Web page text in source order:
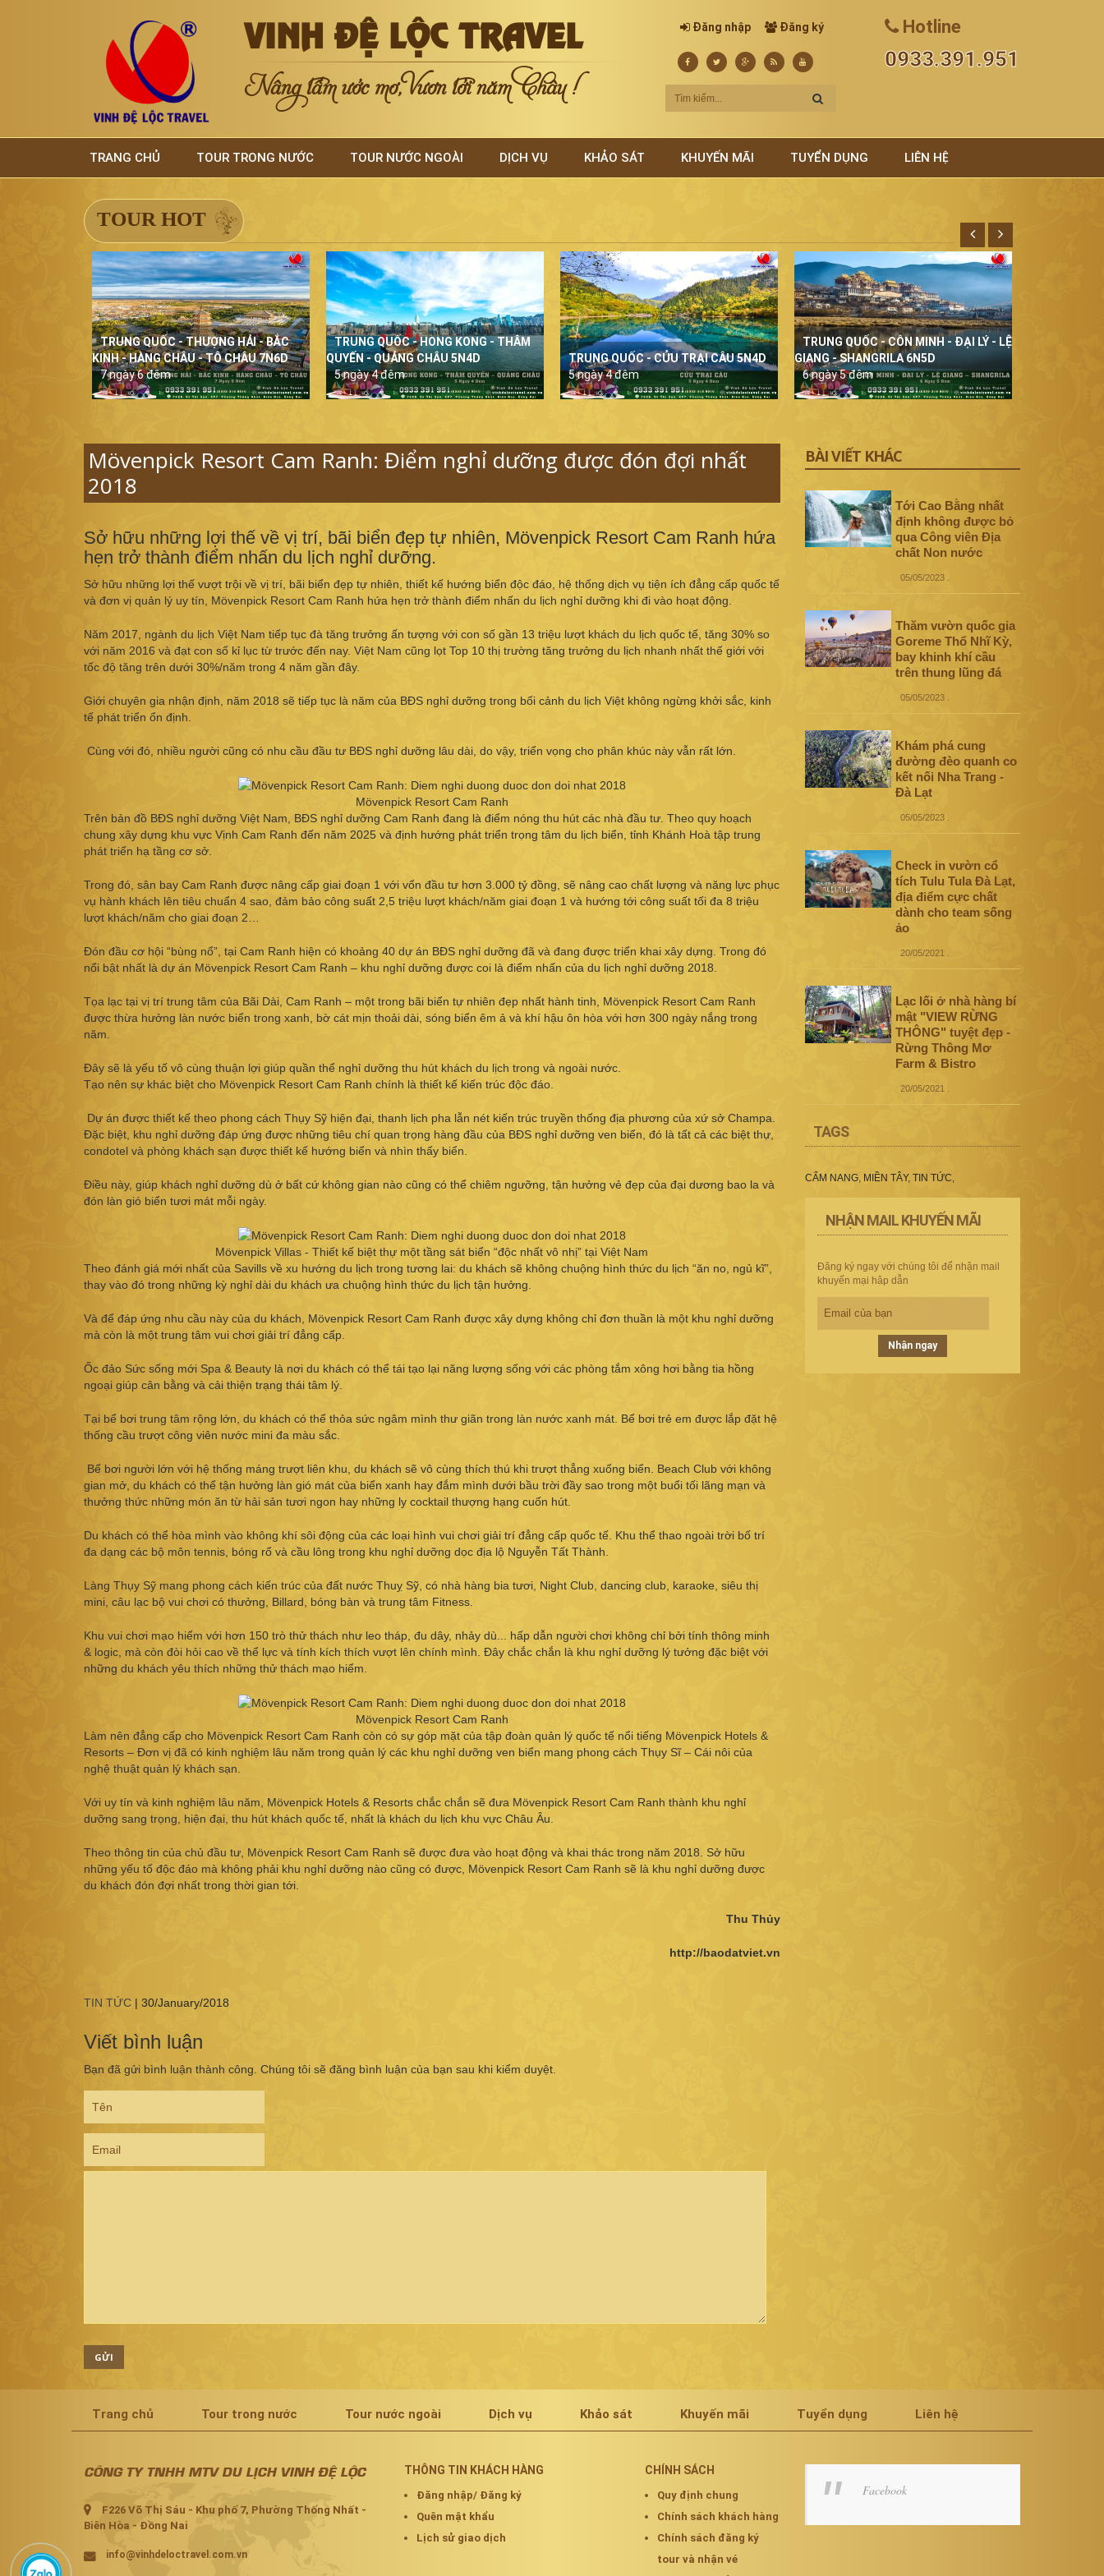
VINH ĐỆ LỘC TRAVEL
Nâng tầm ước mơ, Vươn tới năm Châu !
Đăng nhập Đăng ký Hotline
0933.391.951
TRANG CHỦ TOUR TRONG NƯỚC TOUR NƯỚC NGOÀI DỊCH VỤ KHẢO SÁT KHUYẾN MÃI TUYỂN DỤNG LIÊN HỆ
TOUR HOT
TRUNG QUỐC - THƯỢNG HẢI - BẮC
KINH - HÀNG CHÂU - TÔ CHÂU 7N6D
7 ngày 6 đêm
TRUNG QUỐC - HONG KONG - THÂM
QUYẾN - QUẢNG CHÂU 5N4D
5 ngày 4 đêm
TRUNG QUỐC - CỬU TRẠI CÂU 5N4D
5 ngày 4 đêm
TRUNG QUỐC - CÔN MINH - ĐẠI LÝ - LỆ
GIANG - SHANGRILA 6N5D
6 ngày 5 đêm
Mövenpick Resort Cam Ranh: Điểm nghỉ dưỡng được đón đợi nhất
2018
Sở hữu những lợi thế về vị trí, bãi biển đẹp tự nhiên, Mövenpick Resort Cam Ranh hứa
hẹn trở thành điểm nhấn du lịch nghỉ dưỡng.
Sở hữu những lợi thế vượt trội về vị trí, bãi biển đẹp tự nhiên, thiết kế hướng biển độc đáo, hệ thống dịch vụ tiện ích đẳng cấp quốc tế
và đơn vị quản lý uy tín, Mövenpick Resort Cam Ranh hứa hẹn trở thành điểm nhấn du lịch nghỉ dưỡng khi đi vào hoạt động.
Năm 2017, ngành du lịch Việt Nam tiếp tục đà tăng trưởng ấn tượng với con số gần 13 triệu lượt khách du lịch quốc tế, tăng 30% so
với năm 2016 và đạt con số kỉ lục từ trước đến nay. Việt Nam cũng lọt Top 10 thị trường tăng trưởng du lịch nhanh nhất thế giới với
tốc độ tăng trên dưới 30%/năm trong 4 năm gần đây.
Giới chuyên gia nhận định, năm 2018 sẽ tiếp tục là năm của BĐS nghỉ dưỡng trong bối cảnh du lịch Việt không ngừng khởi sắc, kinh
tế phát triển ổn định.
Cùng với đó, nhiều người cũng có nhu cầu đầu tư BĐS nghỉ dưỡng lâu dài, do vậy, triển vọng cho phân khúc này vẫn rất lớn.
Mövenpick Resort Cam Ranh
Trên bản đồ BĐS nghỉ dưỡng Việt Nam, BĐS nghỉ dưỡng Cam Ranh đang là điểm nóng thu hút các nhà đầu tư. Theo quy hoạch
chung xây dựng khu vực Vịnh Cam Ranh đến năm 2025 và định hướng phát triển trọng tâm du lịch biển, tỉnh Khánh Hoà tập trung
phát triển hạ tầng cơ sở.
Trong đó, sân bay Cam Ranh được nâng cấp giai đoạn 1 với vốn đầu tư hơn 3.000 tỷ đồng, sẽ nâng cao chất lượng và năng lực phục
vụ hành khách lên tiêu chuẩn 4 sao, đảm bảo công suất 2,5 triệu lượt khách/năm giai đoạn 1 và hướng tới công suất tối đa 8 triệu
lượt khách/năm cho giai đoạn 2…
Đón đầu cơ hội “bùng nổ”, tại Cam Ranh hiện có khoảng 40 dự án BĐS nghỉ dưỡng đã và đang được triển khai xây dựng. Trong đó
nổi bật nhất là dự án Mövenpick Resort Cam Ranh – khu nghỉ dưỡng được coi là điểm nhấn của du lịch nghỉ dưỡng 2018.
Tọa lạc tại vị trí trung tâm của Bãi Dài, Cam Ranh – một trong bãi biển tự nhiên đẹp nhất hành tinh, Mövenpick Resort Cam Ranh
được thừa hưởng làn nước biển trong xanh, bờ cát mịn thoải dài, sóng biển êm ả và khí hậu ôn hòa với hơn 300 ngày nắng trong
năm.
Đây sẽ là yếu tố vô cùng thuận lợi giúp quần thể nghỉ dưỡng thu hút khách du lịch trong và ngoài nước.
Tạo nên sự khác biệt cho Mövenpick Resort Cam Ranh chính là thiết kế kiến trúc độc đáo.
Dự án được thiết kế theo phong cách Thụy Sỹ hiện đại, thanh lịch pha lẫn nét kiến trúc truyền thống địa phương của xứ sở Champa.
Đặc biệt, khu nghỉ dưỡng đáp ứng được những tiêu chí quan trọng hàng đầu của BĐS nghỉ dưỡng ven biển, đó là tất cả các biệt thự,
condotel và phòng khách sạn được thiết kế hướng biển và nhìn thấy biển.
Điều này, giúp khách nghỉ dưỡng dù ở bất cứ không gian nào cũng có thể chiêm ngưỡng, tận hưởng vẻ đẹp của đại dương bao la và
đón làn gió biển tươi mát mỗi ngày.
Mövenpick Villas - Thiết kế biệt thự một tầng sát biển “độc nhất vô nhị” tại Việt Nam
Theo đánh giá mới nhất của Savills về xu hướng du lịch trong tương lai: du khách sẽ không chuộng hình thức du lịch “ăn no, ngủ kĩ”,
thay vào đó trong những kỳ nghỉ dài du khách ưa chuộng hình thức du lịch tận hưởng.
Và để đáp ứng nhu cầu này của du khách, Mövenpick Resort Cam Ranh được xây dựng không chỉ đơn thuần là một khu nghỉ dưỡng
mà còn là một trung tâm vui chơi giải trí đẳng cấp.
Ốc đảo Sức sống mới Spa & Beauty là nơi du khách có thể tái tạo lại năng lượng sống với các phòng tắm xông hơi bằng tia hồng
ngoại giúp cân bằng và cải thiện trạng thái tâm lý.
Tại bể bơi trung tâm rộng lớn, du khách có thể thỏa sức ngâm mình thư giãn trong làn nước xanh mát. Bể bơi trẻ em được lắp đặt hệ
thống cầu trượt công viên nước mini đa màu sắc.
Bể bơi người lớn với hệ thống máng trượt liên khu, du khách sẽ vô cùng thích thú khi trượt thẳng xuống biển. Beach Club với không
gian mở, du khách có thể tận hưởng làn gió mát của biển xanh hay đắm mình dưới bầu trời đầy sao trong một buổi tối lãng mạn và
thưởng thức những món ăn từ hải sản tươi ngon hay những ly cocktail thượng hạng cuốn hút.
Du khách có thể hòa mình vào không khí sôi động của các loại hình vui chơi giải trí đẳng cấp quốc tế. Khu thể thao ngoài trời bố trí
đa dạng các bộ môn tennis, bóng rổ và cầu lông trong khu nghỉ dưỡng dọc địa lộ Nguyễn Tất Thành.
Làng Thụy Sỹ mang phong cách kiến trúc của đất nước Thuỵ Sỹ, có nhà hàng bia tươi, Night Club, dancing club, karaoke, siêu thị
mini, câu lạc bộ vui chơi có thưởng, Billard, bóng bàn và trung tâm Fitness.
Khu vui chơi mạo hiểm với hơn 150 trò thử thách như leo tháp, đu dây, nhảy dù... hấp dẫn người chơi không chỉ bởi tính thông minh
& logic, mà còn đòi hỏi cao về thể lực và tính kích thích vượt lên chính mình. Đây chắc chắn là khu nghỉ dưỡng lý tưởng đặc biệt với
những du khách yêu thích những thử thách mạo hiểm.
Mövenpick Resort Cam Ranh
Làm nên đẳng cấp cho Mövenpick Resort Cam Ranh còn có sự góp mặt của tập đoàn quản lý quốc tế nổi tiếng Mövenpick Hotels &
Resorts – Đơn vị đã có kinh nghiệm lâu năm trong quản lý các khu nghỉ dưỡng ven biển mang phong cách Thụy Sĩ – Cái nôi của
nghệ thuật quản lý khách sạn.
Với uy tín và kinh nghiệm lâu năm, Mövenpick Hotels & Resorts chắc chắn sẽ đưa Mövenpick Resort Cam Ranh thành khu nghỉ
dưỡng sang trọng, hiện đại, thu hút khách quốc tế, nhất là khách du lịch khu vực Châu Âu.
Theo thông tin của chủ đầu tư, Mövenpick Resort Cam Ranh sẽ được đưa vào hoạt động và khai thác trong năm 2018. Sở hữu
những yếu tố độc đáo mà không phải khu nghỉ dưỡng nào cũng có được, Mövenpick Resort Cam Ranh sẽ là khu nghỉ dưỡng được
du khách đón đợi nhất trong thời gian tới.
Thu Thủy
http://baodatviet.vn
TIN TỨC | 30/January/2018
Viết bình luận
Bạn đã gửi bình luận thành công. Chúng tôi sẽ đăng bình luận của bạn sau khi kiểm duyệt.
GỬI
BÀI VIẾT KHÁC
Tới Cao Bằng nhất
định không được bỏ
qua Công viên Địa
chất Non nước
05/05/2023.
Thăm vườn quốc gia
Goreme Thổ Nhĩ Kỳ,
bay khinh khí cầu
trên thung lũng đá
05/05/2023.
Khám phá cung
đường đèo quanh co
kết nối Nha Trang -
Đà Lạt
05/05/2023.
Check in vườn cổ
tích Tulu Tula Đà Lạt,
địa điểm cực chất
dành cho team sống
ảo
20/05/2021
Lạc lối ở nhà hàng bí
mật "VIEW RỪNG
THÔNG" tuyệt đẹp -
Rừng Thông Mơ
Farm & Bistro
20/05/2021
TAGS
CẨM NANG, MIỀN TÂY, TIN TỨC
NHẬN MAIL KHUYẾN MÃI
Đăng ký ngay với chúng tôi để nhận mail
khuyến mại hâp dẫn
Nhận ngay
Trang chủ Tour trong nước Tour nước ngoài Dịch vụ Khảo sát Khuyến mãi Tuyển dụng Liên hệ
CÔNG TY TNHH MTV DU LỊCH VINH ĐỆ LỘC
F226 Võ Thị Sáu - Khu phố 7, Phường Thống Nhất -
Biên Hòa - Đồng Nai
info@vinhdeloctravel.com.vn
THÔNG TIN KHÁCH HÀNG
Đăng nhập/ Đăng ký
Quên mật khẩu
Lịch sử giao dịch
CHÍNH SÁCH
Quy định chung
Chính sách khách hàng
Chính sách đăng ký
tour và nhận vé
Facebook